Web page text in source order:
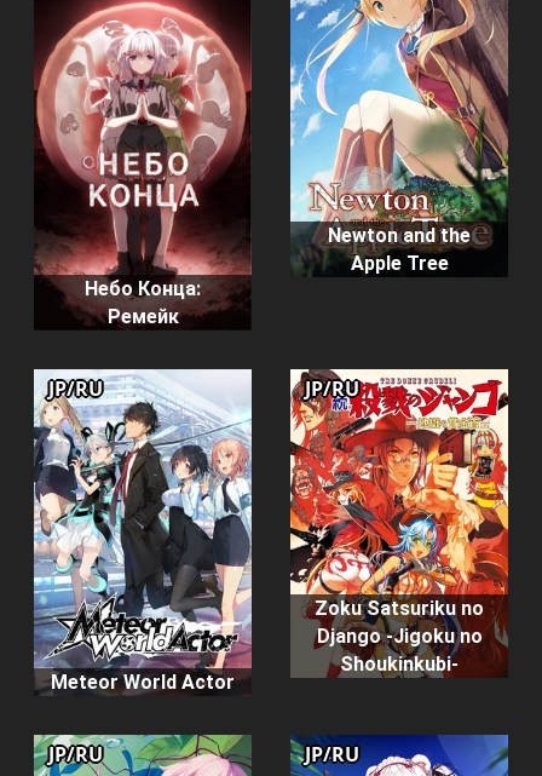
Небо Конца:
Ремейк
Newton and the
Apple Tree
Meteor World Actor
JP/RU
Zoku Satsuriku no
Django -Jigoku no
Shoukinkubi-
JP/RU
JP/RU JP/RU